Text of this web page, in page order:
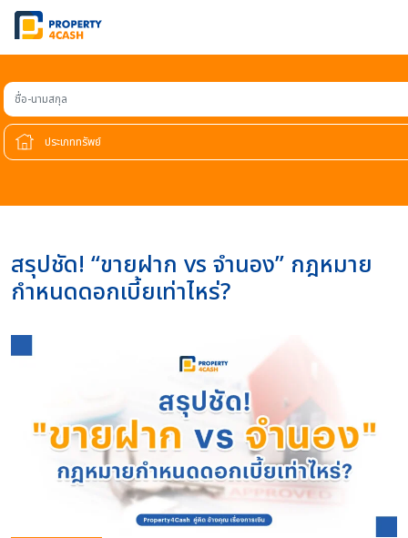
ชื่อ-นามสกุล
สรุปชัด! “ขายฝาก vs จำนอง” กฎหมาย
กำหนดดอกเบี้ยเท่าไหร่?